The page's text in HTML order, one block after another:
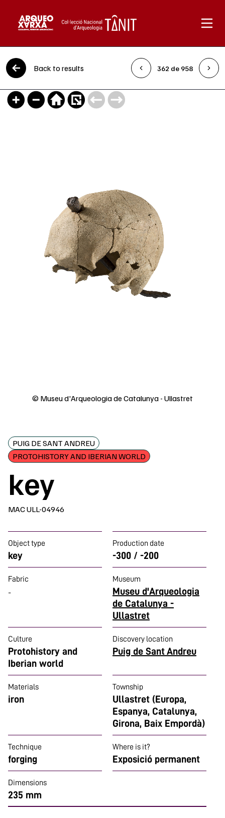
Skip to content
Back to results 362 de 958
© Museu d'Arqueologia de Catalunya - Ullastret
PUIG DE SANT ANDREU
PROTOHISTORY AND IBERIAN WORLD
key
MAC ULL-04946
Object type
key
Production date
-300 / -200
Fabric
-
Museum
Museu d'Arqueologia
de Catalunya -
Ullastret
Culture
Protohistory and
Iberian world
Discovery location
Puig de Sant Andreu
Materials
iron
Township
Ullastret (Europa,
Espanya, Catalunya,
Girona, Baix Empordà)
Technique
forging
Where is it?
Exposició permanent
Dimensions
235 mm